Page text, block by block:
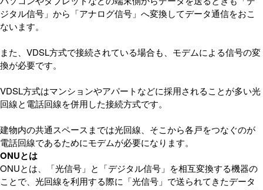
ジタル信号」から「アナログ信号」へ変換してデータ通信をおこ
ないます。
また、VDSL方式で接続されている場合も、モデムによる信号の変
換が必要です。
VDSL方式はマンションやアパートなどに採用されることが多い光
回線と電話回線を併用した接続方式です。
建物内の共通スペースまでは光回線、そこから各戸をつなぐのが
電話回線であるためにモデムが必要になります。
ONUとは
ONUとは、「光信号」と「デジタル信号」を相互変換する機器の
ことで、光回線を利用する際に「光信号」で送られてきたデータ